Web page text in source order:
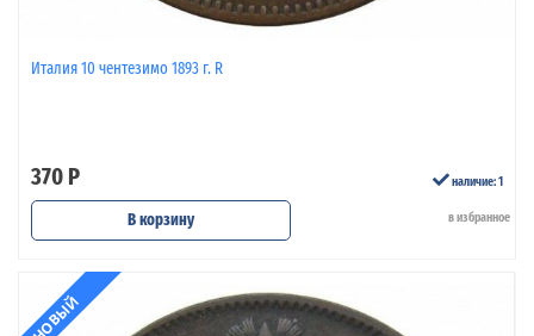
Италия 10 чентезимо 1893 г. R
370 Р наличие: 1
В корзину в избранное
НОВЫЙ